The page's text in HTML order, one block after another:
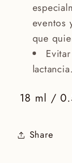
eventos
que
lactancia.
18 ml /
Share